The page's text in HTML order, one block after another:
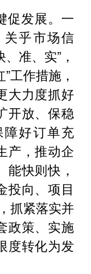
促发展。一
乎市场信
准、实”，
工作措施，
大力度抓好
开放、保稳
好订单充
产，推动企
快则快，
投向、项目
抓紧落实并
政策、实施
度转化为发